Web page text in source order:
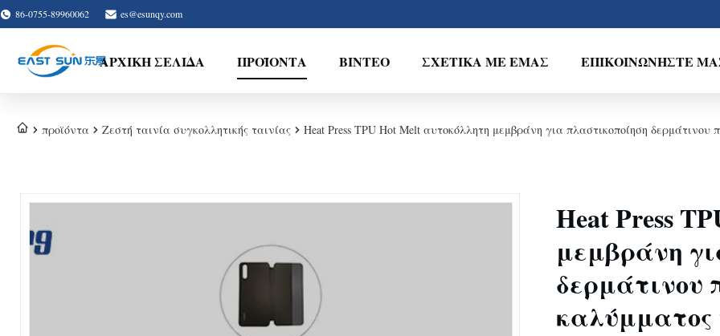
86-0755-89960062 es@esunqy.com
ΑΡΧΙΚΉ ΣΕΛΊΔΑ ΠΡΟΪΌΝΤΑ ΒΊΝΤΕΟ ΣΧΕΤΙΚΆ ΜΕ ΕΜΆΣ ΕΠΙΚΟΙΝΩΝΉΣΤΕ
προϊόντα Ζεστή ταινία συγκολλητικής ταινίας Heat Press TPU Hot Melt αυτοκόλλητη μεμβράνη για πλαστικοποίηση δερμάτινου
Heat Press
μεμβράνη
δερμάτινου
καλύμματος